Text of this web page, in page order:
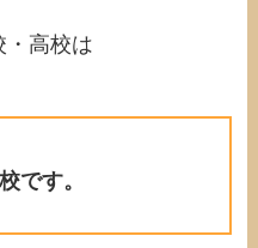
・高校は
です。